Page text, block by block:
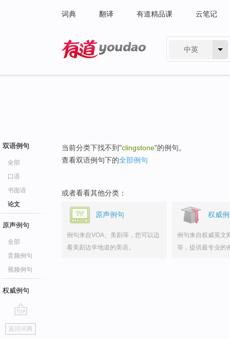
词典 翻译 有道精品课 云笔记
中英
双语例句
全部
口语
书面语
论文
原声例句
全部
音频例句
视频例句
权威例句
go
top
返回词典
当前分类下找不到"clingstone"的例句。
查看双语例句下的全部例句
或者看看其他分类：
原声例句
例句来自VOA、美剧等，您可以边
看美剧边学地道的美语。
权威
例句来自权威英文
等，提供最专业的